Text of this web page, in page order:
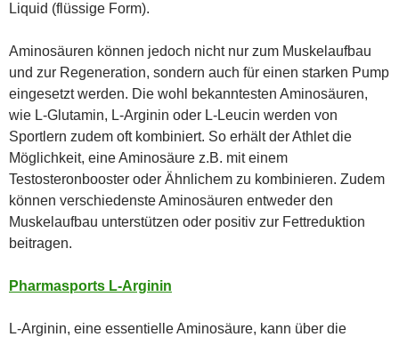
Liquid (flüssige Form).
Aminosäuren können jedoch nicht nur zum Muskelaufbau
und zur Regeneration, sondern auch für einen starken Pump
eingesetzt werden. Die wohl bekanntesten Aminosäuren,
wie L-Glutamin, L-Arginin oder L-Leucin werden von
Sportlern zudem oft kombiniert. So erhält der Athlet die
Möglichkeit, eine Aminosäure z.B. mit einem
Testosteronbooster oder Ähnlichem zu kombinieren. Zudem
können verschiedenste Aminosäuren entweder den
Muskelaufbau unterstützen oder positiv zur Fettreduktion
beitragen.
Pharmasports L-Arginin
L-Arginin, eine essentielle Aminosäure, kann über die